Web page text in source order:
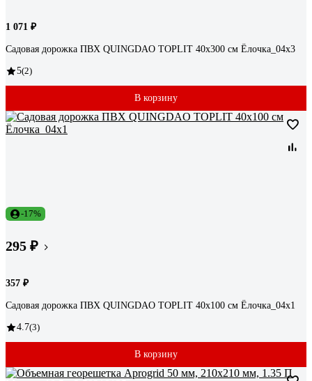
1 071 ₽
Садовая дорожка ПВХ QUINGDAO TOPLIT 40х300 см Ёлочка_04х3
5(2)
В корзину
-17%
295 ₽
357 ₽
Садовая дорожка ПВХ QUINGDAO TOPLIT 40х100 см Ёлочка_04х1
4.7(3)
В корзину